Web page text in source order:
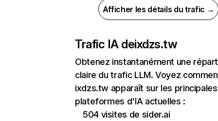
Afficher les détails du trafic →
Trafic IA deixdzs.tw
Obtenez instantanément une
claire du trafic LLM. Voyez
ixdzs.tw apparaît sur les principales
plateformes d'IA actuelles :
504 visites de sider.ai